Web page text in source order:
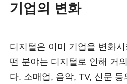
기업의 변화
디지털은 이미 기업을 변화
떤 분야는 디지털로 인해 거
다. 소매업, 음악, TV, 신문